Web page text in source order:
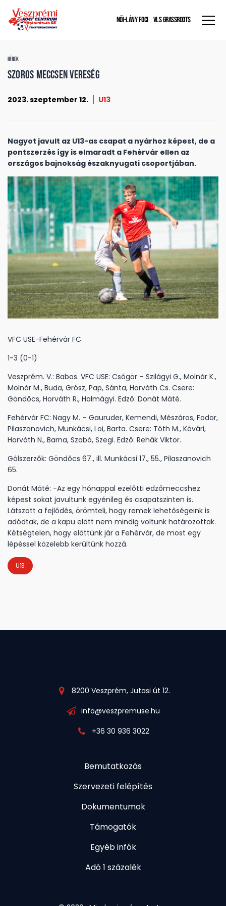
NŐI-LÁNY FOCI VLS GRASSROOTS
HÍREK
Szoros meccsen vereség
2023. szeptember 12. U13
Nagyot javult az U13-as csapat a nyárhoz képest, de a
pontszerzés így is elmaradt a Fehérvár ellen az
országos bajnokság északnyugati csoportjában.
VFC USE-Fehérvár FC
1-3 (0-1)
Veszprém. V.: Babos. VFC USE: Csőgör – Szilágyi G., Molnár K.,
Molnár M., Buda, Grósz, Pap, Sánta, Horváth Cs. Csere:
Göndőcs, Horváth R., Halmágyi. Edző: Donát Máté.
Fehérvár FC: Nagy M. – Gauruder, Kemendi, Mészáros, Fodor,
Pilaszanovich, Munkácsi, Loi, Barta. Csere: Tóth M., Kővári,
Horváth N., Barna, Szabó, Szegi. Edző: Rehák Viktor.
Gólszerzők: Göndőcs 67., ill. Munkácsi 17., 55., Pilaszanovich
65.
Donát Máté: -Az egy hónappal ezelőtti edzőmeccshez
képest sokat javultunk egyénileg és csapatszinten is.
Látszott a fejlődés, örömteli, hogy remek lehetőségeink is
adódtak, de a kapu előtt nem mindig voltunk határozottak.
Kétségtelen, hogy előttünk jár a Fehérvár, de most egy
lépéssel közelebb kerültünk hozzá.
U13
8200 Veszprém, Jutasi út 12.
info@veszpremuse.hu
+36 30 936 3022
Bemutatkozás
Szervezeti felépítés
Dokumentumok
Támogatók
Egyéb infók
Adó 1 százalék